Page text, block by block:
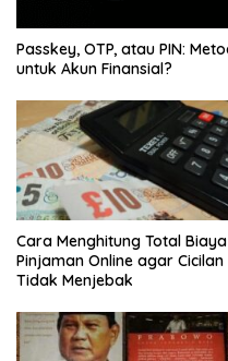
Passkey, OTP, atau PIN:
untuk Akun Finansial?
Cara Menghitung Total Biaya
Pinjaman Online agar Cicilan
Tidak Menjebak